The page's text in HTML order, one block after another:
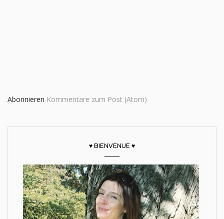
Abonnieren Kommentare zum Post (Atom)
♥ BIENVENUE ♥